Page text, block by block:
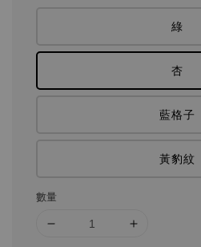
綠
杏
藍格子
黃豹紋
數量